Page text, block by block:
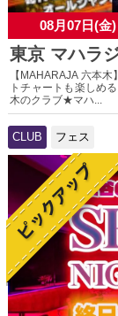
08月07日(金
東京 マハラ
【MAHARAJA 六本
トチャートも楽しめ
木のクラブ★マハ...
CLUB フェス